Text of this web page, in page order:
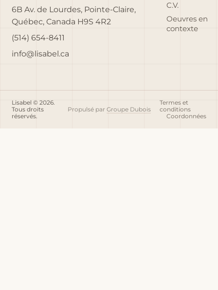
6B Av. de Lourdes, Pointe-Claire,
Québec, Canada H9S 4R2
(514) 654-8411
info@lisabel.ca
C.V.
Oeuvres en
contexte
Lisabel © 2026.
Tous droits
réservés.
Propulsé par Groupe Dubois
Termes et
conditions
Coordonnées